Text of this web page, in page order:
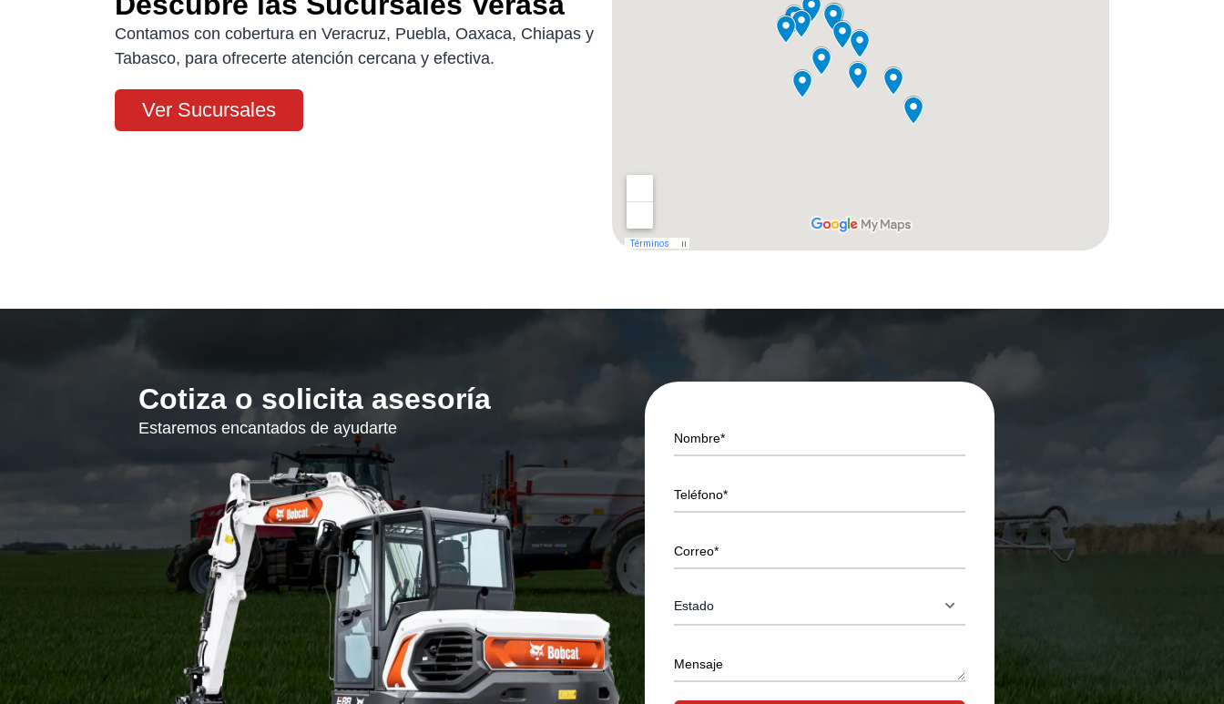
Contamos con cobertura en Veracruz, Puebla, Oaxaca, Chiapas y
Tabasco, para ofrecerte atención cercana y efectiva.
Ver Sucursales
Cotiza o solicita asesoría
Estaremos encantados de ayudarte
Nombre*
Teléfono*
Correo*
Mensaje